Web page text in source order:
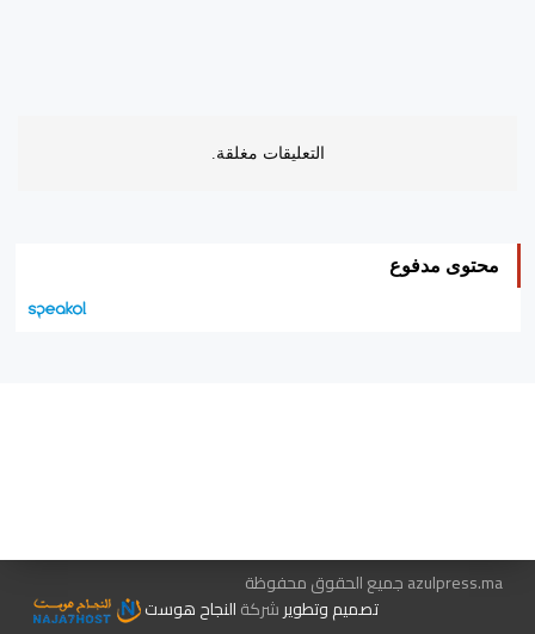
التعليقات مغلقة.
محتوى مدفوع
azulpress.ma جميع الحقوق محفوظة
تصميم وتطويرشركةالنجاح هوست